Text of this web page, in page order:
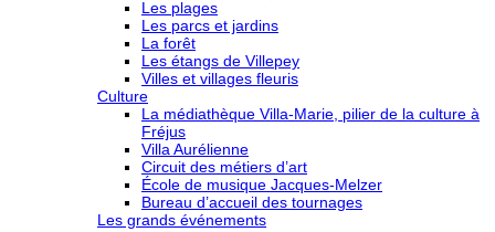
Les plages
Les parcs et jardins
La forêt
Les étangs de Villepey
Villes et villages fleuris
Culture
La médiathèque Villa-Marie, pilier de la culture à
Fréjus
Villa Aurélienne
Circuit des métiers d’art
École de musique Jacques-Melzer
Bureau d’accueil des tournages
Les grands événements